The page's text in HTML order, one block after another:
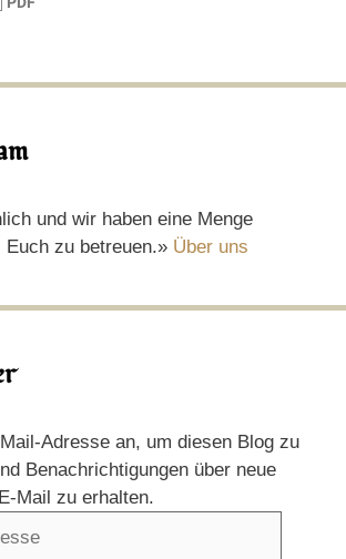
und wir haben eine Menge
Euch zu betreuen.» Über uns
Adresse an, um diesen Blog zu
Benachrichtigungen über neue
Mail zu erhalten.